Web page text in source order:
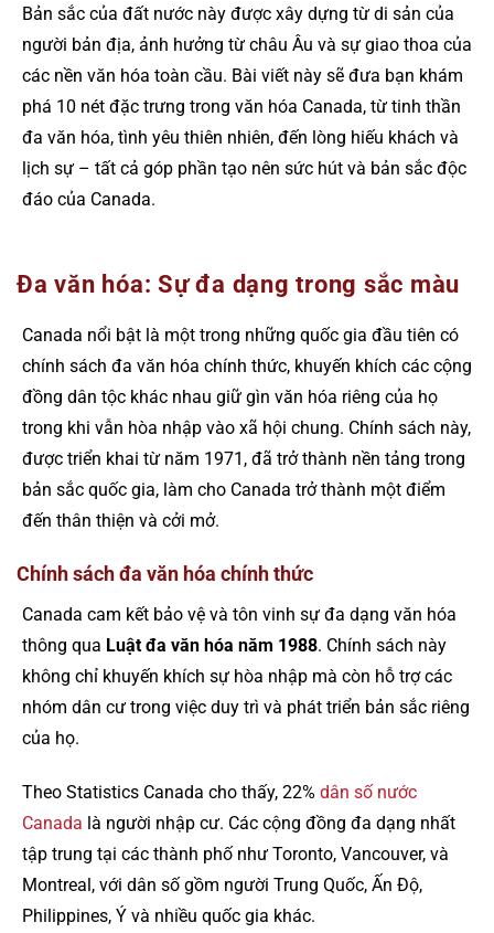
Bản sắc của đất nước này được xây dựng từ di sản của
người bản địa, ảnh hưởng từ châu Âu và sự giao thoa của
các nền văn hóa toàn cầu. Bài viết này sẽ đưa bạn khám
phá 10 nét đặc trưng trong văn hóa Canada, từ tinh thần
đa văn hóa, tình yêu thiên nhiên, đến lòng hiếu khách và
lịch sự – tất cả góp phần tạo nên sức hút và bản sắc độc
đáo của Canada.
Đa văn hóa: Sự đa dạng trong sắc màu
Canada nổi bật là một trong những quốc gia đầu tiên có
chính sách đa văn hóa chính thức, khuyến khích các cộng
đồng dân tộc khác nhau giữ gìn văn hóa riêng của họ
trong khi vẫn hòa nhập vào xã hội chung. Chính sách này,
được triển khai từ năm 1971, đã trở thành nền tảng trong
bản sắc quốc gia, làm cho Canada trở thành một điểm
đến thân thiện và cởi mở.
Chính sách đa văn hóa chính thức
Canada cam kết bảo vệ và tôn vinh sự đa dạng văn hóa
thông qua Luật đa văn hóa năm 1988. Chính sách này
không chỉ khuyến khích sự hòa nhập mà còn hỗ trợ các
nhóm dân cư trong việc duy trì và phát triển bản sắc riêng
của họ.
Theo Statistics Canada cho thấy, 22% dân số nước
Canada là người nhập cư. Các cộng đồng đa dạng nhất
tập trung tại các thành phố như Toronto, Vancouver, và
Montreal, với dân số gồm người Trung Quốc, Ấn Độ,
Philippines, Ý và nhiều quốc gia khác.